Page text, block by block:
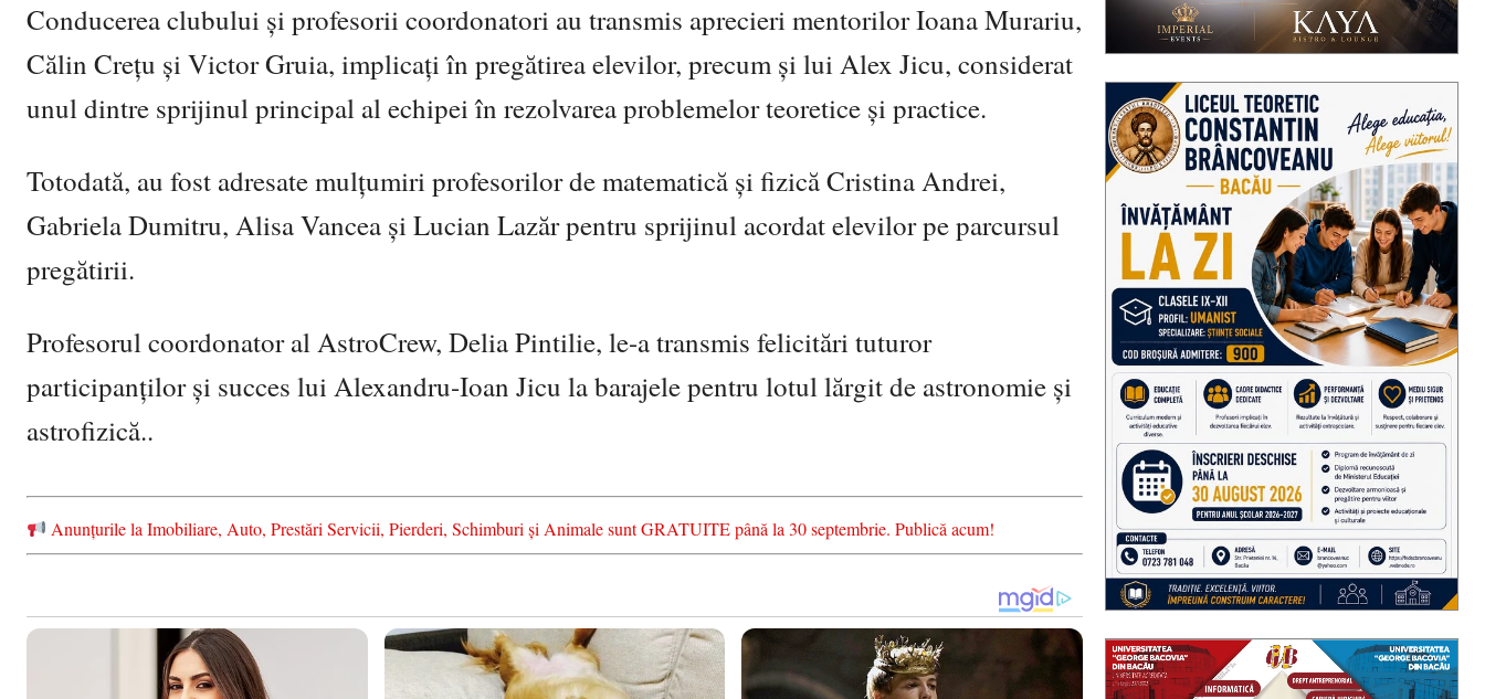
Conducerea clubului și profesorii coordonatori au transmis aprecieri mentorilor Ioana Murariu,
Călin Crețu și Victor Gruia, implicați în pregătirea elevilor, precum și lui Alex Jicu, considerat
unul dintre sprijinul principal al echipei în rezolvarea problemelor teoretice și practice.
Totodată, au fost adresate mulțumiri profesorilor de matematică și fizică Cristina Andrei,
Gabriela Dumitru, Alisa Vancea și Lucian Lazăr pentru sprijinul acordat elevilor pe parcursul
pregătirii.
Profesorul coordonator al AstroCrew, Delia Pintilie, le-a transmis felicitări tuturor
participanților și succes lui Alexandru-Ioan Jicu la barajele pentru lotul lărgit de astronomie și
astrofizică..
Anunțurile la Imobiliare, Auto, Prestări Servicii, Pierderi, Schimburi și Animale sunt GRATUITE până la 30 septembrie. Publică acum!